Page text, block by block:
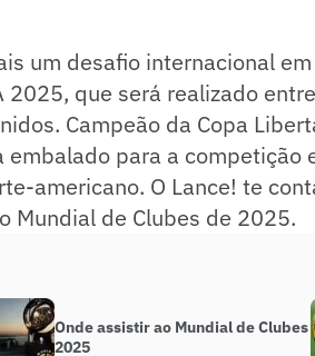
junho, no MetLife Stadium.
a competição.
um desafio internacional
2025, que será realizado
Campeão da Copa
para a competição
americano. O Lance! te
Mundial de Clubes de 2025.
Onde assistir ao Mundial de Clubes
2025